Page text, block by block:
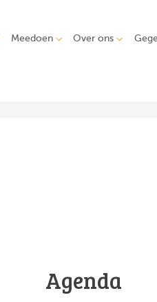
Meedoen Over ons
Agenda